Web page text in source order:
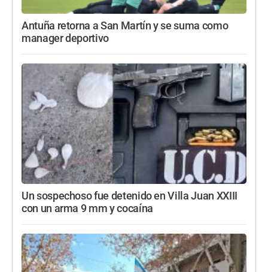
Antuña retorna a San Martín y se suma como
manager deportivo
Un sospechoso fue detenido en Villa Juan XXIII
con un arma 9 mm y cocaína